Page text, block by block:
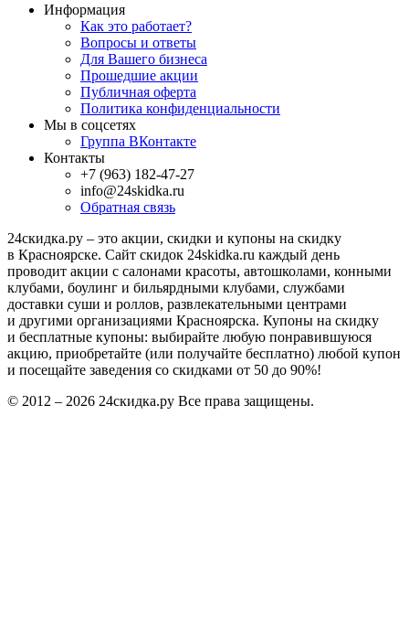
Информация
Как это работает?
Вопросы и ответы
Для Вашего бизнеса
Прошедшие акции
Публичная оферта
Политика конфиденциальности
Мы в соцсетях
Группа ВКонтакте
Контакты
+7 (963) 182-47-27
info@24skidka.ru
Обратная связь
24скидка.ру – это акции, скидки и купоны на скидку
в Красноярске. Сайт скидок 24skidka.ru каждый день
проводит акции с салонами красоты, автошколами, конными
клубами, боулинг и бильярдными клубами, службами
доставки суши и роллов, развлекательными центрами
и другими организациями Красноярска. Купоны на скидку
и бесплатные купоны: выбирайте любую понравившуюся
акцию, приобретайте (или получайте бесплатно) любой купон
и посещайте заведения со скидками от 50 до 90%!
© 2012 – 2026 24скидка.ру Все права защищены.